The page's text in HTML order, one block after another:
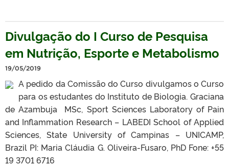
Divulgação do I Curso de Pesquisa
em Nutrição, Esporte e Metabolismo
19/05/2019
A pedido da Comissão do Curso divulgamos o Curso
para os estudantes do Instituto de Biologia. Graciana
de Azambuja MSc, Sport Sciences Laboratory of Pain
and Inflammation Research – LABEDI School of Applied
Sciences, State University of Campinas – UNICAMP,
Brazil PI: Maria Cláudia G. Oliveira-Fusaro, PhD Fone: +55
19 3701 6716